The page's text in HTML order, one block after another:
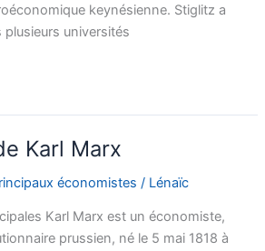
keynésienne. Stiglitz a
universités
Karl Marx
économistes / Lénaïc
Karl Marx est un économiste,
prussien, né le 5 mai 1818 à